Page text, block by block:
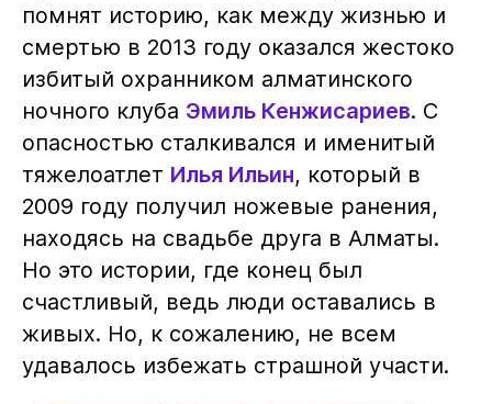
помнят историю, как между жизнью и
смертью в 2013 году оказался жестоко
избитый охранником алматинского
ночного клуба Эмиль Кенжисариев. С
опасностью сталкивался и именитый
тяжелоатлет Илья Ильин, который в
2009 году получил ножевые ранения,
находясь на свадьбе друга в Алматы.
Но это истории, где конец был
счастливый, ведь люди оставались в
живых. Но, к сожалению, не всем
удавалось избежать страшной участи.